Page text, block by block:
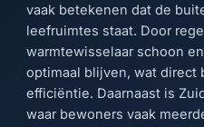
vaak betekenen dat de
leefruimtes staat. Door
warmtewisselaar schoon
optimaal blijven, wat direct
efficiëntie. Daarnaast is
waar bewoners vaak